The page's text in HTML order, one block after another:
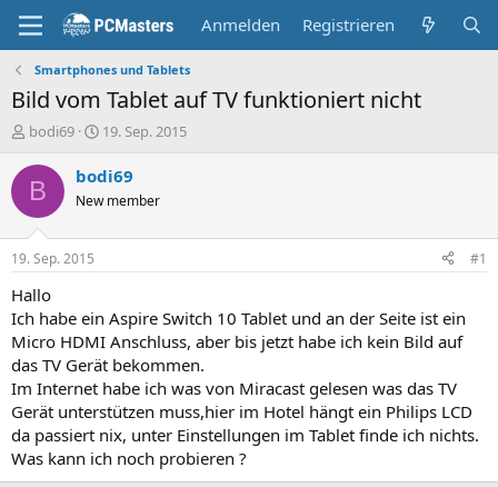
Anmelden Registrieren
Smartphones und Tablets
Bild vom Tablet auf TV funktioniert nicht
E
s
e
r
bodi69
E
s
e
t
m
19. Sep. 2015
B bodi69
New member
19. Sep. 2015 #1
Hallo
Ich habe ein Aspire Switch 10 Tablet und an der Seite ist ein
Micro HDMI Anschluss, aber bis jetzt habe ich kein Bild auf
das TV Gerät bekommen.
Im Internet habe ich was von Miracast gelesen was das TV
Gerät unterstützen muss,hier im Hotel hängt ein Philips LCD
da passiert nix, unter Einstellungen im Tablet finde ich nichts.
Was kann ich noch probieren ?